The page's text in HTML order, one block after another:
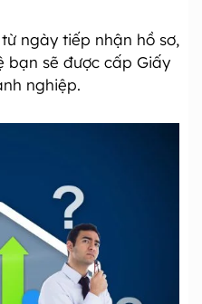
ngày tiếp nhận hồ sơ,
bạn sẽ được cấp Giấy
nghiệp.